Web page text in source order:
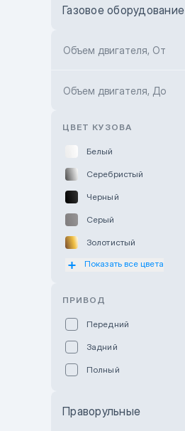
Toyota Kokshetau
Hyundai ShymCity
Газовое оборудование
Объем двигателя, От
Объем двигателя, До
ЦВЕТ КУЗОВА
Белый
Серебристый
Черный
Серый
Золотистый
Оранжевый
Показать все цвета
ПРИВОД
Передний
Задний
Полный
Праворульные